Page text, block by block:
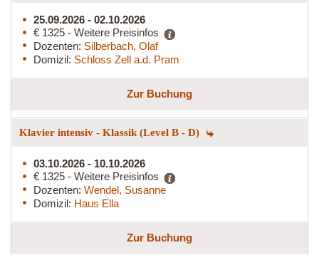
25.09.2026 - 02.10.2026
€ 1325 - Weitere Preisinfos
Dozenten: Silberbach, Olaf
Domizil: Schloss Zell a.d. Pram
Zur Buchung
Klavier intensiv - Klassik (Level B - D)
03.10.2026 - 10.10.2026
€ 1325 - Weitere Preisinfos
Dozenten: Wendel, Susanne
Domizil: Haus Ella
Zur Buchung